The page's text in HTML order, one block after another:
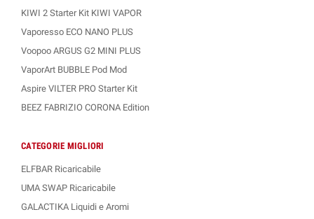
KIWI 2 Starter Kit KIWI VAPOR
Vaporesso ECO NANO PLUS
Voopoo ARGUS G2 MINI PLUS
VaporArt BUBBLE Pod Mod
Aspire VILTER PRO Starter Kit
BEEZ FABRIZIO CORONA Edition
CATEGORIE MIGLIORI
ELFBAR Ricaricabile
UMA SWAP Ricaricabile
GALACTIKA Liquidi e Aromi